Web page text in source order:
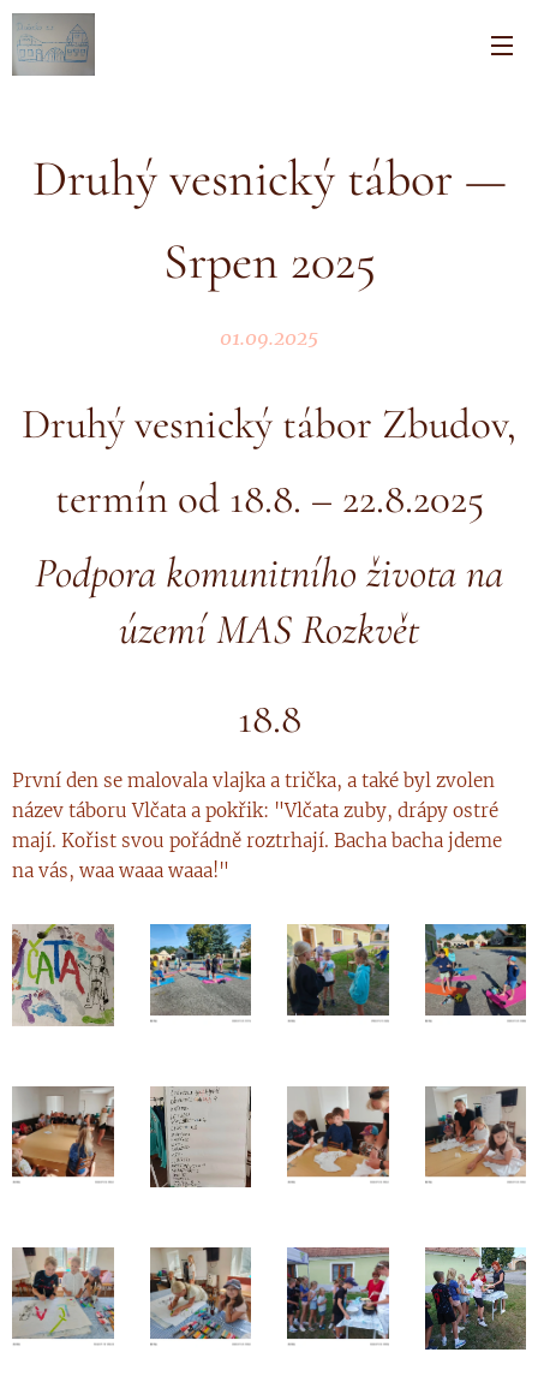
Druhý vesnický tábor —
Srpen 2025
01.09.2025
Druhý vesnický tábor Zbudov,
termín od 18.8. – 22.8.2025
Podpora komunitního života na
území MAS Rozkvět
18.8
První den se malovala vlajka a trička, a také byl zvolen
název táboru Vlčata a pokřik: "Vlčata zuby, drápy ostré
mají. Kořist svou pořádně roztrhají. Bacha bacha jdeme
na vás, waa waaa waaa!"